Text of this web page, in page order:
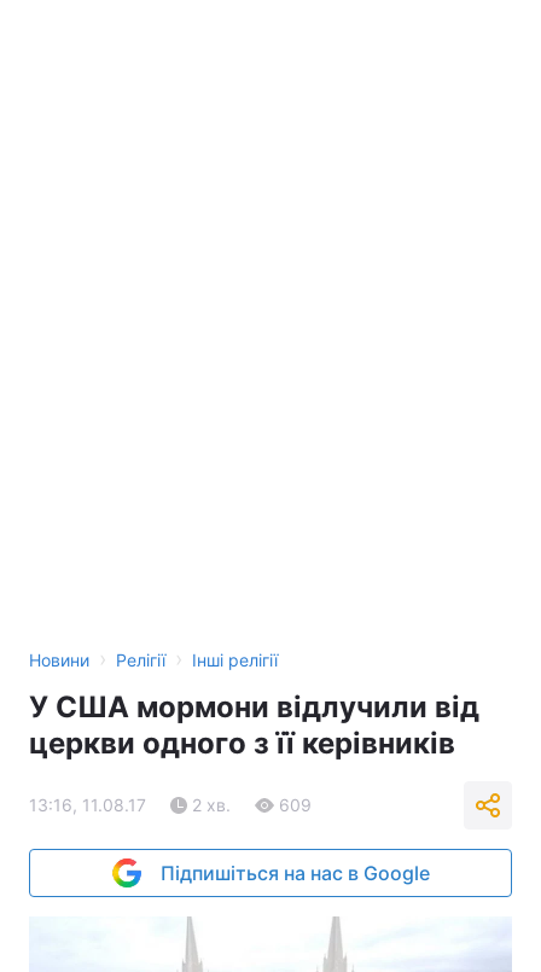
Новини › Релігії › Інші релігії
У США мормони відлучили від
церкви одного з її керівників
13:16, 11.08.17 2 хв. 609
Підпишіться на нас в Google